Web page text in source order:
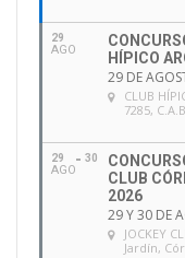
29
AGO
HÍPICO
29 DE
CLUB
7285,
29
AGO
30
CLUB
2026
29 Y 30 DE
JOCKEY
Jardín,